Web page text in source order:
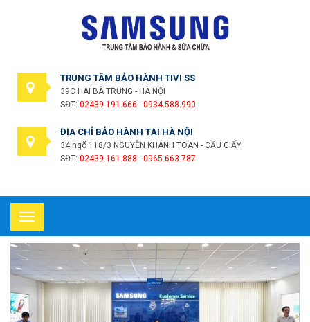
TRUNG TÂM BẢO HÀNH TIVI SS
39C HAI BÀ TRƯNG - HÀ NỘI
SĐT: 02439.191.666 - 0934.588.990
ĐỊA CHỈ BẢO HÀNH TẠI HÀ NỘI
34 ngõ 118/3 NGUYỄN KHÁNH TOÀN - CẦU GIẤY
SĐT: 02439.161.888 - 0965.663.787
Toggle
navigation